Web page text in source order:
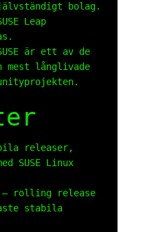
bolag.
Leap
är ett av de
mest långlivade
releaser,
SUSE Linux
– rolling release
stabila